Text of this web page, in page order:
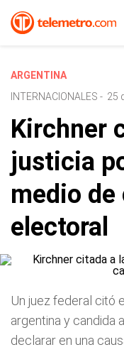
ARGENTINA
INTERNACIONALES - 25
Kirchner
justicia
medio de
electoral
Un juez federal citó
argentina y candida
declarar en una